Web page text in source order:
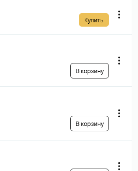
Купить
В корзину
В корзину